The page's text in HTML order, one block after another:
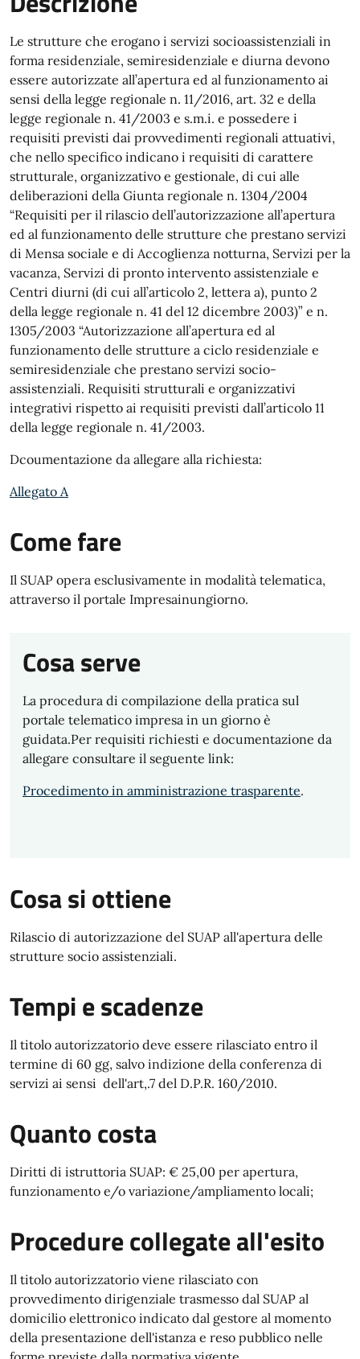
Le strutture che erogano i servizi socioassistenziali in
forma residenziale, semiresidenziale e diurna devono
essere autorizzate all’apertura ed al funzionamento ai
sensi della legge regionale n. 11/2016, art. 32 e della
legge regionale n. 41/2003 e s.m.i. e possedere i
requisiti previsti dai provvedimenti regionali attuativi,
che nello specifico indicano i requisiti di carattere
strutturale, organizzativo e gestionale, di cui alle
deliberazioni della Giunta regionale n. 1304/2004
“Requisiti per il rilascio dell’autorizzazione all’apertura
ed al funzionamento delle strutture che prestano servizi
di Mensa sociale e di Accoglienza notturna, Servizi per la
vacanza, Servizi di pronto intervento assistenziale e
Centri diurni (di cui all’articolo 2, lettera a), punto 2
della legge regionale n. 41 del 12 dicembre 2003)” e n.
1305/2003 “Autorizzazione all’apertura ed al
funzionamento delle strutture a ciclo residenziale e
semiresidenziale che prestano servizi socio-
assistenziali. Requisiti strutturali e organizzativi
integrativi rispetto ai requisiti previsti dall’articolo 11
della legge regionale n. 41/2003.
Dcoumentazione da allegare alla richiesta:
Allegato A
Come fare
Il SUAP opera esclusivamente in modalità telematica,
attraverso il portale Impresainungiorno.
Cosa serve
La procedura di compilazione della pratica sul
portale telematico impresa in un giorno è
guidata.Per requisiti richiesti e documentazione da
allegare consultare il seguente link:
Procedimento in amministrazione trasparente.
Cosa si ottiene
Rilascio di autorizzazione del SUAP all'apertura delle
strutture socio assistenziali.
Tempi e scadenze
Il titolo autorizzatorio deve essere rilasciato entro il
termine di 60 gg, salvo indizione della conferenza di
servizi ai sensi dell'art,.7 del D.P.R. 160/2010.
Quanto costa
Diritti di istruttoria SUAP: € 25,00 per apertura,
funzionamento e/o variazione/ampliamento locali;
Procedure collegate all'esito
Il titolo autorizzatorio viene rilasciato con
provvedimento dirigenziale trasmesso dal SUAP al
domicilio elettronico indicato dal gestore al momento
della presentazione dell'istanza e reso pubblico nelle